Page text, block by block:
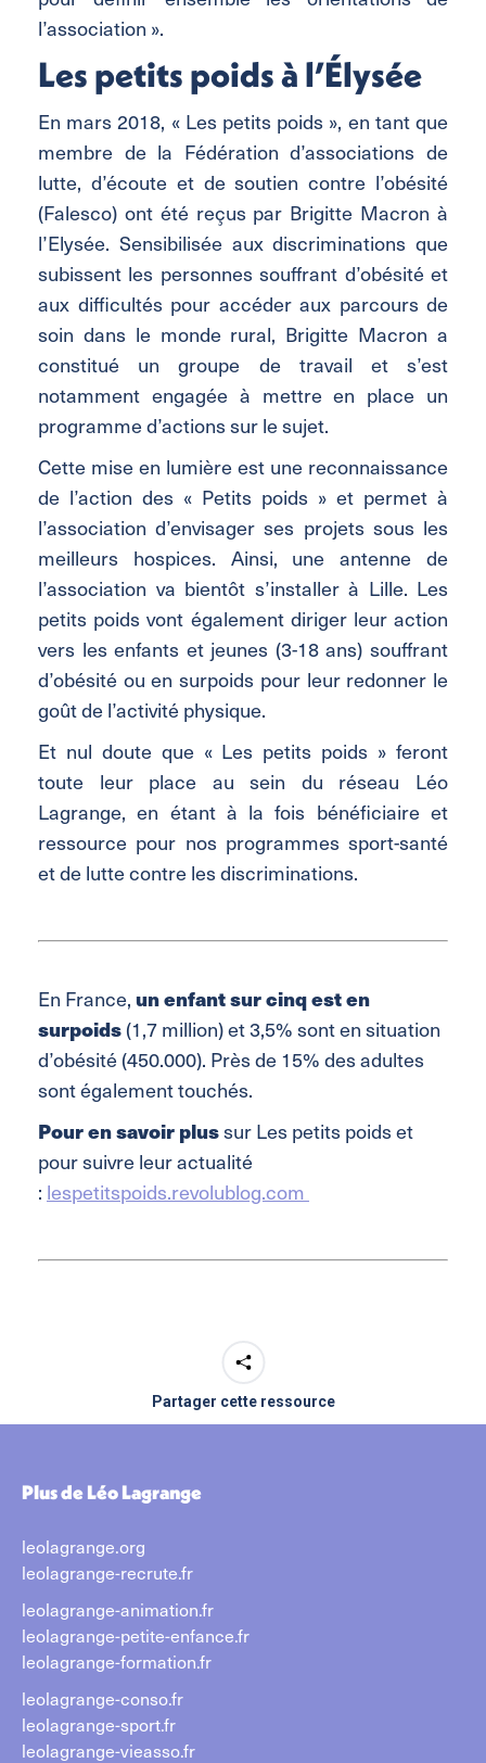
l’association ».
Les petits poids à l’Élysée
En mars 2018, « Les petits poids », en tant que
membre de la Fédération d’associations de
lutte, d’écoute et de soutien contre l’obésité
(Falesco) ont été reçus par Brigitte Macron à
l’Elysée. Sensibilisée aux discriminations que
subissent les personnes souffrant d’obésité et
aux difficultés pour accéder aux parcours de
soin dans le monde rural, Brigitte Macron a
constitué un groupe de travail et s’est
notamment engagée à mettre en place un
programme d’actions sur le sujet.
Cette mise en lumière est une reconnaissance
de l’action des « Petits poids » et permet à
l’association d’envisager ses projets sous les
meilleurs hospices. Ainsi, une antenne de
l’association va bientôt s’installer à Lille. Les
petits poids vont également diriger leur action
vers les enfants et jeunes (3-18 ans) souffrant
d’obésité ou en surpoids pour leur redonner le
goût de l’activité physique.
Et nul doute que « Les petits poids » feront
toute leur place au sein du réseau Léo
Lagrange, en étant à la fois bénéficiaire et
ressource pour nos programmes sport-santé
et de lutte contre les discriminations.
En France, un enfant sur cinq est en
surpoids (1,7 million) et 3,5% sont en situation
d’obésité (450.000). Près de 15% des adultes
sont également touchés.
Pour en savoir plussur Les petits poids et
pour suivre leur actualité
: lespetitspoids.revolublog.com
Partager cette ressource
Plus de Léo Lagrange
leolagrange.org
leolagrange-recrute.fr
leolagrange-animation.fr
leolagrange-petite-enfance.fr
leolagrange-formation.fr
leolagrange-conso.fr
leolagrange-sport.fr
leolagrange-vieasso.fr